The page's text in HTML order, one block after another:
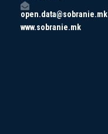
open.data@sobranie.mk
www.sobranie.mk